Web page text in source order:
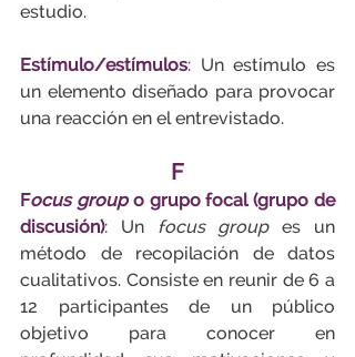
estudio.
Estímulo/estímulos: Un estímulo es
un elemento diseñado para provocar
una reacción en el entrevistado.
F
Focus group o grupo focal (grupo de
discusión): Un focus group es un
método de recopilación de datos
cualitativos. Consiste en reunir de 6 a
12 participantes de un público
objetivo para conocer en